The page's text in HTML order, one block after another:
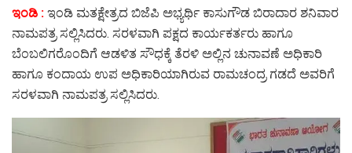
ಇಂಡಿ : ಇಂಡಿ ಮತಕ್ಷೇತ್ರದ ಬಿಜೆಪಿ ಅಭ್ಯರ್ಥಿ ಕಾಸುಗೌಡ ಬಿರಾದಾರ ಶನಿವಾರ
ನಾಮಪತ್ರ ಸಲ್ಲಿಸಿದರು. ಸರಳವಾಗಿ ಪಕ್ಷದ ಕಾರ್ಯಕರ್ತರು ಹಾಗೂ
ಬೆಂಬಲಿಗರೊಂದಿಗೆ ಆಡಳಿತ ಸೌಧಕ್ಕೆ ತೆರಳಿ ಅಲ್ಲಿನ ಚುನಾವಣೆ ಅಧಿಕಾರಿ
ಹಾಗೂ ಕಂದಾಯ ಉಪ ಅಧಿಕಾರಿಯಾಗಿರುವ ರಾಮಚಂದ್ರ ಗಡದೆ ಅವರಿಗೆ
ಸರಳವಾಗಿ ನಾಮಪತ್ರ ಸಲ್ಲಿಸಿದರು.